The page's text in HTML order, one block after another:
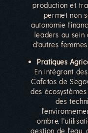
production et
permet non
autonomie
leaders au sein
d'autres
Pratiques
En intégrant
Cafetos de
des
des
ombre,
gestion de